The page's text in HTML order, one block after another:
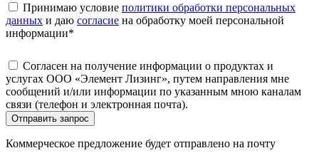
Принимаю условие политики обработки персональных
данных и даю согласие на обработку моей персональной
информации*
Согласен на получение информации о продуктах и
услугах ООО «Элемент Лизинг», путем направления мне
сообщений и/или информации по указанным мною каналам
связи (телефон и электронная почта).
Отправить запрос
Коммерческое предложение будет отправлено на почту